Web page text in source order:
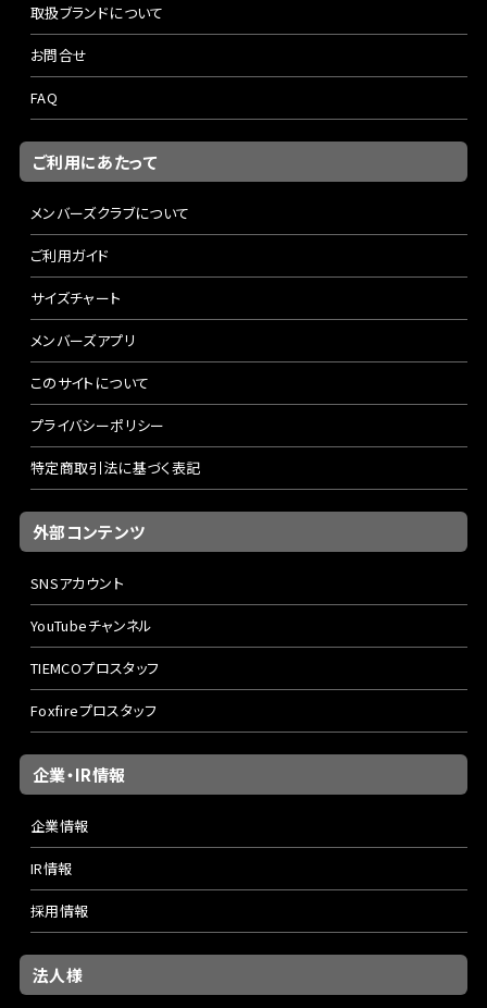
取扱ブランドについて
お問合せ
FAQ
ご利用にあたって
メンバーズクラブについて
ご利用ガイド
サイズチャート
メンバーズアプリ
このサイトについて
プライバシーポリシー
特定商取引法に基づく表記
外部コンテンツ
SNSアカウント
YouTubeチャンネル
TIEMCOプロスタッフ
Foxfireプロスタッフ
企業・IR情報
企業情報
IR情報
採用情報
法人様